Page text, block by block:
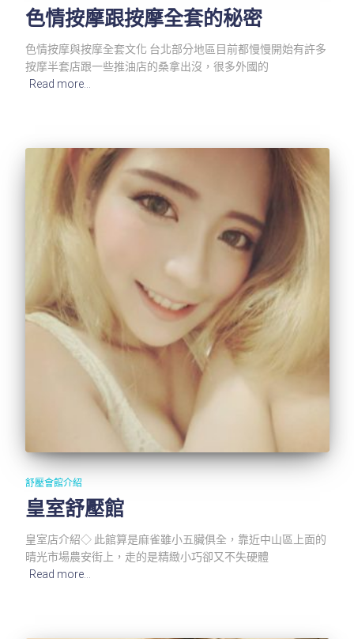
色情按摩跟按摩全套的秘密
色情按摩與按摩全套文化 台北部分地區目前都慢慢開始有許多
按摩半套店跟一些推油店的桑拿出沒，很多外國的
Read more…
舒壓會館介紹
皇室舒壓館
皇室店介紹◇ 此館算是麻雀雖小五臟俱全，靠近中山區上面的
晴光市場農安街上，走的是精緻小巧卻又不失硬體
Read more…